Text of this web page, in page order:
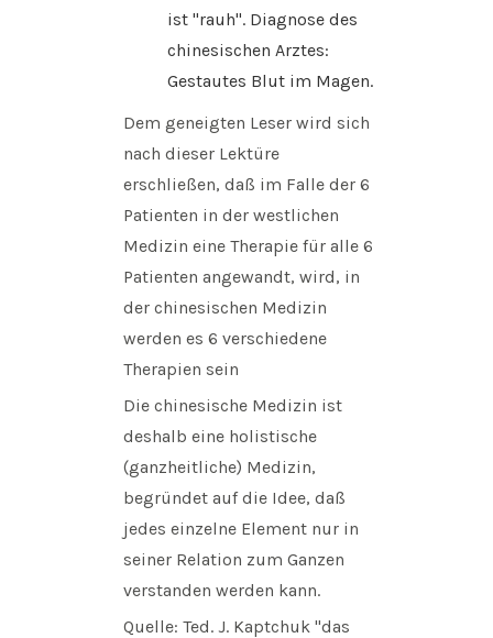
ist "rauh". Diagnose des
chinesischen Arztes:
Gestautes Blut im Magen.
Dem geneigten Leser wird sich
nach dieser Lektüre
erschließen, daß im Falle der 6
Patienten in der westlichen
Medizin eine Therapie für alle 6
Patienten angewandt, wird, in
der chinesischen Medizin
werden es 6 verschiedene
Therapien sein
Die chinesische Medizin ist
deshalb eine holistische
(ganzheitliche) Medizin,
begründet auf die Idee, daß
jedes einzelne Element nur in
seiner Relation zum Ganzen
verstanden werden kann.
Quelle: Ted. J. Kaptchuk "das